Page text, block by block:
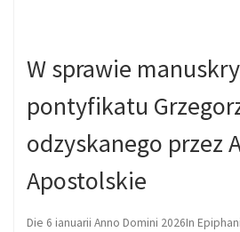
W sprawie
pontyfikatu
odzyskanego przez
Apostolskie
Die 6 ianuarii Anno Domini 2026In